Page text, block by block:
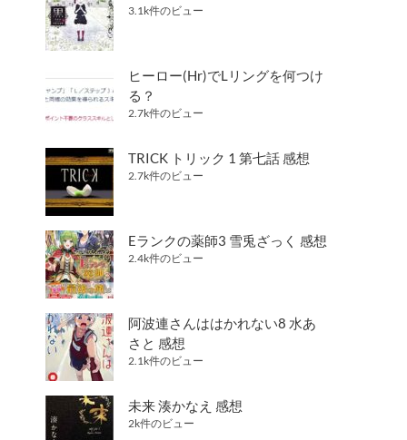
3.1k件のビュー
ヒーロー(Hr)でLリングを何つけ
る？
2.7k件のビュー
TRICK トリック 1 第七話 感想
2.7k件のビュー
Eランクの薬師3 雪兎ざっく 感想
2.4k件のビュー
阿波連さんははかれない8 水あ
さと 感想
2.1k件のビュー
未来 湊かなえ 感想
2k件のビュー